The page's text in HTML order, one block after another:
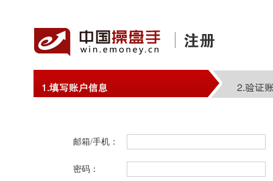
邮箱/手机：
密码：